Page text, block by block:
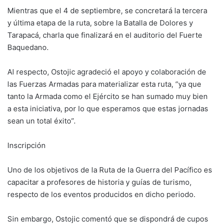
Mientras que el 4 de septiembre, se concretará la tercera
y última etapa de la ruta, sobre la Batalla de Dolores y
Tarapacá, charla que finalizará en el auditorio del Fuerte
Baquedano.
Al respecto, Ostojic agradeció el apoyo y colaboración de
las Fuerzas Armadas para materializar esta ruta, “ya que
tanto la Armada como el Ejército se han sumado muy bien
a esta iniciativa, por lo que esperamos que estas jornadas
sean un total éxito”.
Inscripción
Uno de los objetivos de la Ruta de la Guerra del Pacífico es
capacitar a profesores de historia y guías de turismo,
respecto de los eventos producidos en dicho periodo.
Sin embargo, Ostojic comentó que se dispondrá de cupos